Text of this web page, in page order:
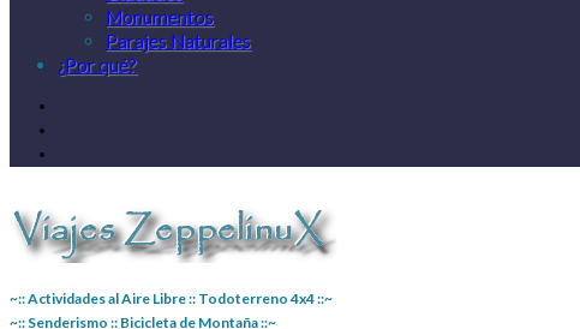
Monumentos
Parajes Naturales
¿Por qué?
~:: Actividades al Aire Libre :: Todoterreno 4x4 ::~
~:: Senderismo :: Bicicleta de Montaña ::~